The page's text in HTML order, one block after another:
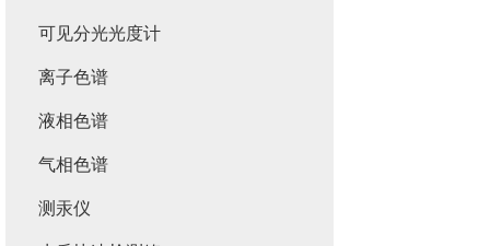
可见分光光度计
离子色谱
液相色谱
气相色谱
测汞仪